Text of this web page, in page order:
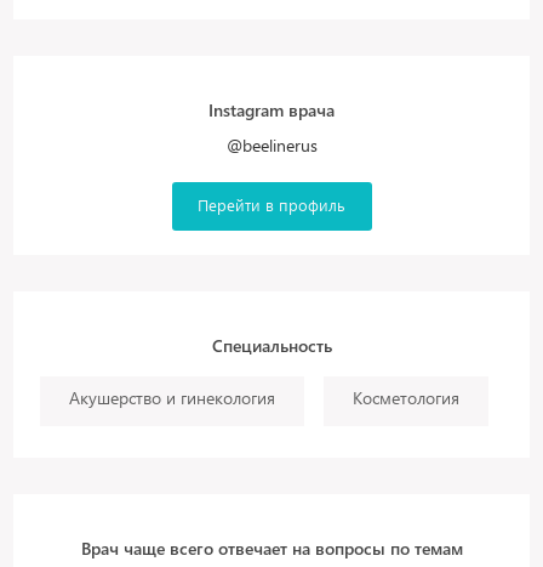
Instagram врача
@beelinerus
Перейти в профиль
Специальность
Акушерство и гинекология Косметология
Врач чаще всего отвечает на вопросы по темам